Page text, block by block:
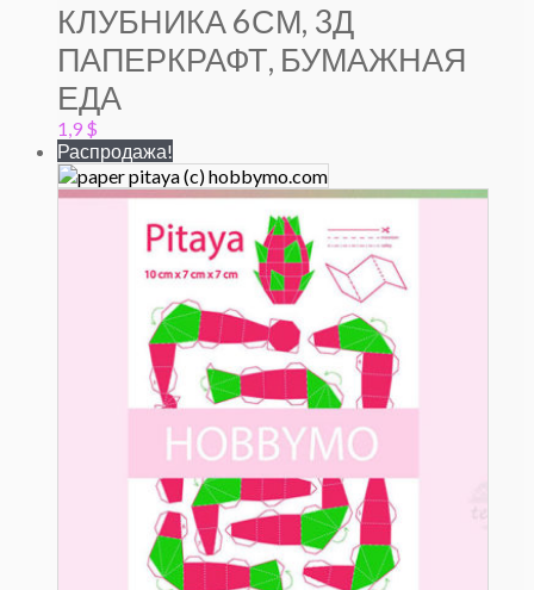
КЛУБНИКА 6СМ, 3Д
ПАПЕРКРАФТ, БУМАЖНАЯ
ЕДА
1,9 $
Распродажа!